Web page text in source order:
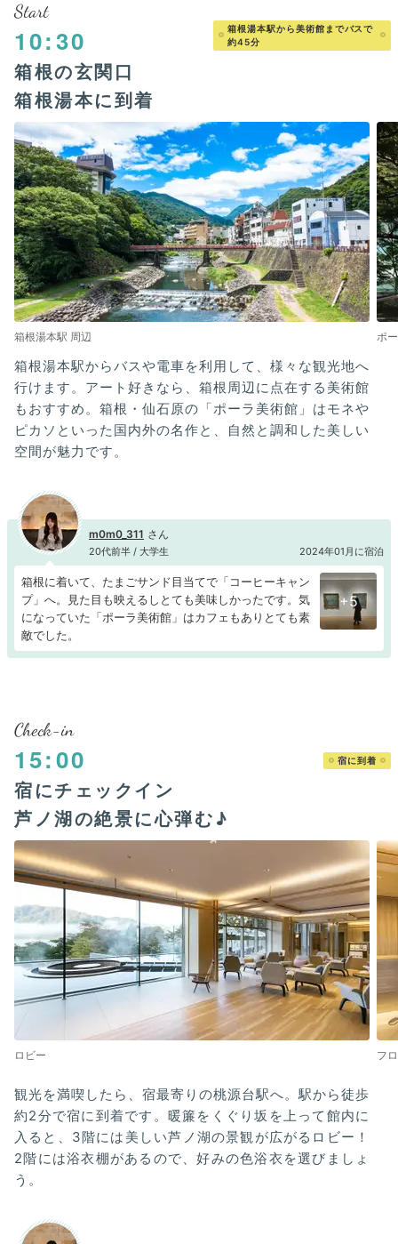
Start
10:30
箱根湯本駅から美術館までバスで
約45分
箱根の玄関口
箱根湯本に到着
箱根湯本駅 周辺 ポ
箱根湯本駅からバスや電車を利用して、様々な観光地へ
行けます。アート好きなら、箱根周辺に点在する美術館
もおすすめ。箱根・仙石原の「ポーラ美術館」はモネや
ピカソといった国内外の名作と、自然と調和した美しい
空間が魅力です。
m0m0_311
20代前半 / 大学生 2024年01月に宿泊
箱根に着いて、たまごサンド目当てで「コーヒーキャン
プ」へ。見た目も映えるしとても美味しかったです。気
になっていた「ポーラ美術館」はカフェもありとても素
敵でした。
+5
Check-in
15:00 宿に到着
宿にチェックイン
芦ノ湖の絶景に心弾む♪
ロビー フ
観光を満喫したら、宿最寄りの桃源台駅へ。駅から徒歩
約2分で宿に到着です。暖簾をくぐり坂を上って館内に
入ると、3階には美しい芦ノ湖の景観が広がるロビー！
2階には浴衣棚があるので、好みの色浴衣を選びましょ
う。